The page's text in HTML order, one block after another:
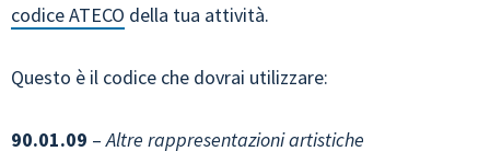
codice ATECO della tua attività.
Questo è il codice che dovrai utilizzare:
90.01.09 –Altre rappresentazioni artistiche